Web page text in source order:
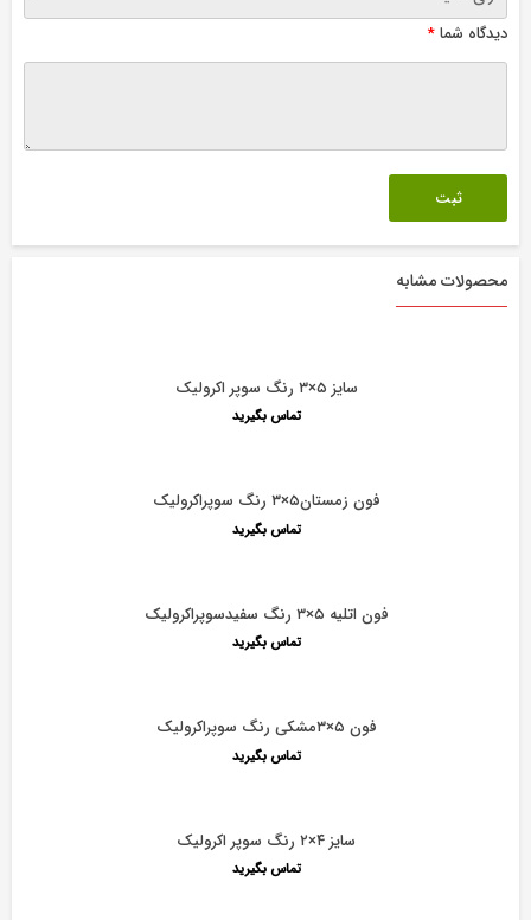
دیدگاه شما*
محصولات مشابه
سایز ۵×۳ رنگ سوپر اکرولیک
تماس بگیرید
فون زمستان۵×۳ رنگ سوپراکرولیک
تماس بگیرید
فون اتلیه ۵×۳ رنگ سفیدسوپراکرولیک
تماس بگیرید
فون ۵×۳مشکی رنگ سوپراکرولیک
تماس بگیرید
سایز ۴×۲ رنگ سوپر اکرولیک
تماس بگیرید